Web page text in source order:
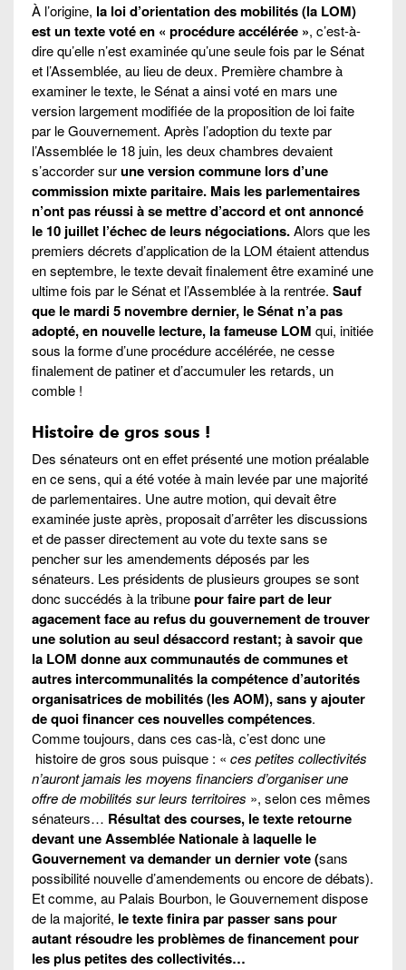
À l’origine, la loi d’orientation des mobilités (la LOM)
est un texte voté en « procédure accélérée », c’est-à-
dire qu’elle n’est examinée qu’une seule fois par le Sénat
et l’Assemblée, au lieu de deux. Première chambre à
examiner le texte, le Sénat a ainsi voté en mars une
version largement modifiée de la proposition de loi faite
par le Gouvernement. Après l’adoption du texte par
l’Assemblée le 18 juin, les deux chambres devaient
s’accorder surune version commune lors d’une
commission mixte paritaire. Mais les parlementaires
n’ont pas réussi à se mettre d’accord et ont annoncé
le 10 juillet l’échec de leurs négociations.Alors que les
premiers décrets d’application de la LOM étaient attendus
en septembre, le texte devait finalement être examiné une
ultime fois par le Sénat et l’Assemblée à la rentrée. Sauf
que le mardi 5 novembre dernier, le Sénat n’a pas
adopté, en nouvelle lecture, la fameuse LOM qui, initiée
sous la forme d’une procédure accélérée, ne cesse
finalement de patiner et d’accumuler les retards, un
comble !
Histoire de gros sous !
Des sénateurs ont en effet présenté une motion préalable
en ce sens, qui a été votée à main levée par une majorité
de parlementaires. Une autre motion, qui devait être
examinée juste après, proposait d’arrêter les discussions
et de passer directement au vote du texte sans se
pencher sur les amendements déposés par les
sénateurs. Les présidents de plusieurs groupes se sont
donc succédés à la tribunepour faire part de leur
agacement face au refus du gouvernement de trouver
une solution au seul désaccord restant; à savoir que
la LOM donne aux communautés de communes et
autres intercommunalités la compétence d’autorités
organisatrices de mobilités (les AOM), sans y ajouter
de quoi financer ces nouvelles compétences.
Comme toujours, dans ces cas-là, c’est donc une
histoire de gros sous puisque : « ces petites collectivités
n’auront jamais les moyens financiers d’organiser une
offre de mobilités sur leurs territoires », selon ces mêmes
sénateurs… Résultat des courses, le texte retourne
devant une Assemblée Nationale à laquelle le
Gouvernement va demander un dernier vote (sans
possibilité nouvelle d’amendements ou encore de débats).
Et comme, au Palais Bourbon, le Gouvernement dispose
de la majorité, le texte finira par passer sans pour
autant résoudre les problèmes de financement pour
les plus petites des collectivités…